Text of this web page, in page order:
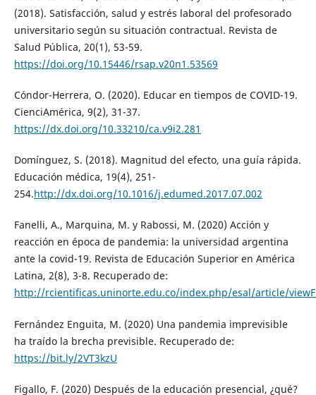
(2018). Satisfacción, salud y estrés laboral del profesorado
universitario según su situación contractual. Revista de
Salud Pública, 20(1), 53-59.
https://doi.org/10.15446/rsap.v20n1.53569
Cóndor-Herrera, O. (2020). Educar en tiempos de COVID-19.
CienciAmérica, 9(2), 31-37.
https://dx.doi.org/10.33210/ca.v9i2.281
Domínguez, S. (2018). Magnitud del efecto, una guía rápida.
Educación médica, 19(4), 251-
254.http://dx.doi.org/10.1016/j.edumed.2017.07.002
Fanelli, A., Marquina, M. y Rabossi, M. (2020) Acción y
reacción en época de pandemia: la universidad argentina
ante la covid-19. Revista de Educación Superior en América
Latina, 2(8), 3-8. Recuperado de:
http://rcientificas.uninorte.edu.co/index.php/esal/article/
Fernández Enguita, M. (2020) Una pandemia imprevisible
ha traído la brecha previsible. Recuperado de:
https://bit.ly/2VT3kzU
Figallo, F. (2020) Después de la educación presencial, ¿qué?